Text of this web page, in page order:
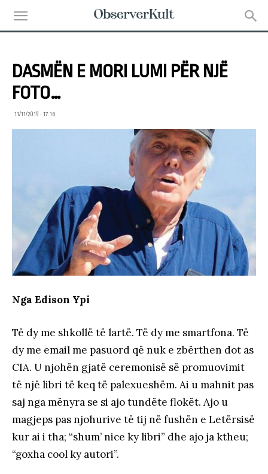
DASMËN E MORI LUMI PËR NJË
FOTO…
11/11/2019 • 17:16
Nga Edison Ypi
Të dy me shkollë të lartë. Të dy me smartfona. Të
dy me email me pasuord që nuk e zbërthen dot as
CIA. U njohën gjatë ceremonisë së promuovimit
të një libri të keq të palexueshëm. Ai u mahnit pas
saj nga mënyra se si ajo tundëte flokët. Ajo u
magjeps pas njohurive të tij në fushën e Letërsisë
kur ai i tha; “shum’ nice ky libri” dhe ajo ja ktheu;
“goxha cool ky autori”.